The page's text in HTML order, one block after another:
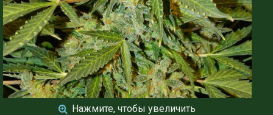
Нажмите, чтобы увеличить